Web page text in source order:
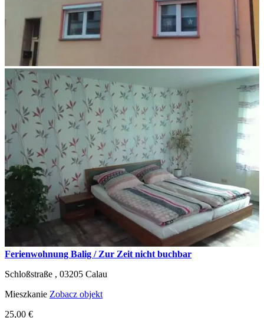
Ferienwohnung Balig / Zur Zeit nicht buchbar
Schloßstraße , 03205 Calau
Mieszkanie Zobacz objekt
25,00 €